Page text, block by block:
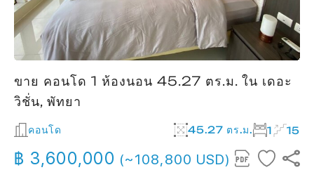
ขาย คอนโด 1 ห้องนอน 45.27 ตร.ม. ใน เดอะ
วิชั่น, พัทยา
คอนโด 45.27 ตร.ม. 1 15
฿ 3,600,000 (~108,800 USD)